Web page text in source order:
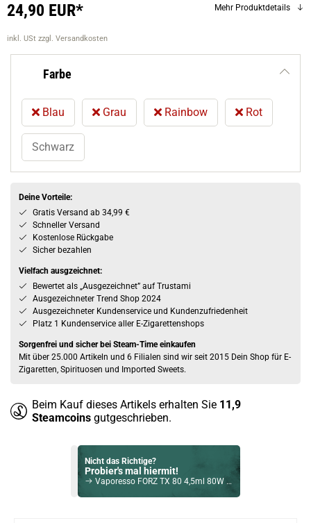
24,90 EUR*
inkl. USt zzgl. Versandkosten
Mehr Produktdetails
Farbe
Blau Grau Rainbow Rot
Schwarz
Deine Vorteile:
Gratis Versand ab 34,99 €
Schneller Versand
Kostenlose Rückgabe
Sicher bezahlen
Vielfach ausgzeichnet:
Bewertet als „Ausgezeichnet” auf Trustami
Ausgezeichneter Trend Shop 2024
Ausgezeichneter Kundenservice und Kundenzufriedenheit
Platz 1 Kundenservice aller E-Zigarettenshops
Sorgenfrei und sicher bei Steam-Time einkaufen
Mit über 25.000 Artikeln und 6 Filialen sind wir seit 2015 Dein Shop für E-
Zigaretten, Spirituosen und Imported Sweets.
Beim Kauf dieses Artikels erhalten Sie 11,9
Steamcoins gutgeschrieben.
Nicht das Richtige?
Probier's mal hiermit!
Vaporesso FORZ TX 80 4,5ml 80W Kit inkl. FORZ Tank 25 Leather Brown